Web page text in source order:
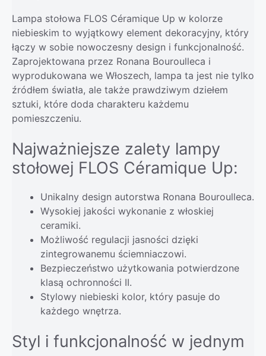
Lampa stołowa FLOS Céramique Up w kolorze
niebieskim to wyjątkowy element dekoracyjny, który
łączy w sobie nowoczesny design i funkcjonalność.
Zaprojektowana przez Ronana Bouroulleca i
wyprodukowana we Włoszech, lampa ta jest nie tylko
źródłem światła, ale także prawdziwym dziełem
sztuki, które doda charakteru każdemu
pomieszczeniu.
Najważniejsze zalety lampy
stołowej FLOS Céramique Up:
Unikalny design autorstwa Ronana Bouroulleca.
Wysokiej jakości wykonanie z włoskiej
ceramiki.
Możliwość regulacji jasności dzięki
zintegrowanemu ściemniaczowi.
Bezpieczeństwo użytkowania potwierdzone
klasą ochronności II.
Stylowy niebieski kolor, który pasuje do
każdego wnętrza.
Styl i funkcjonalność w jednym